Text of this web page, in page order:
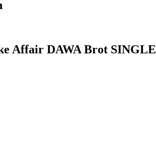
Affair DAWA Brot SINGLE